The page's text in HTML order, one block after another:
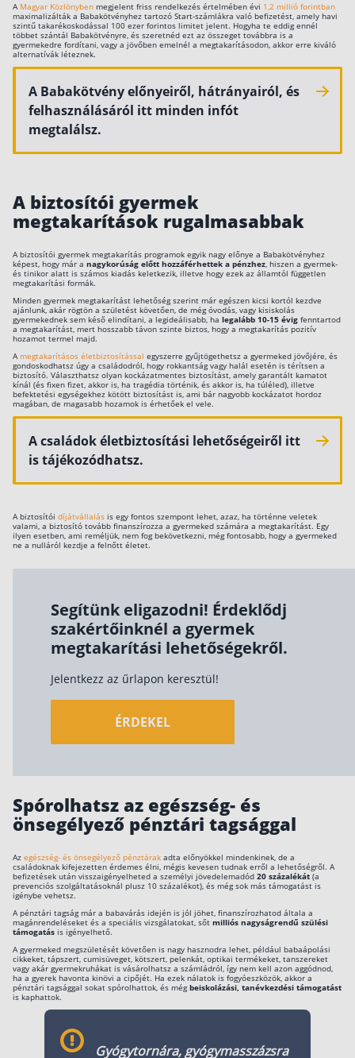
Blog
Rólunk
Kapcsolat
Részvény vásárlás
Befektetési alapok
TBSZ számla
ETF
Babakötvény kisokos 👶
Hitel
Vállalkozói hitel
Szabad felhasználású hitel
Lakáshitel
Hitelkiváltás
Babaváró hitel
Vagyonbiztosítások
Kötelező biztosítás (KGFB)
Casco
Lakásbiztosítás útmutató – Hogyan válassz?
Lakásbiztosítás: válaszok az 50 leggyakoribb
kérdésre
A Magyar Közlönyben megjelent friss rendelkezés értelmében évi 1,2 millió forintban
maximalizálták a Babakötvényhez tartozó Start-számlákra való befizetést, amely havi
szintű takarékoskodással 100 ezer forintos limitet jelent. Hogyha te eddig ennél
többet szántál Babakötvényre, és szeretnéd ezt az összeget továbbra is a
gyermekedre fordítani, vagy a jövőben emelnél a megtakarításodon, akkor erre kiváló
alternatívák léteznek.
A Babakötvény előnyeiről, hátrányairól, és
felhasználásáról itt minden infót
megtalálsz.
A biztosítói gyermek
megtakarítások rugalmasabbak
A biztosítói gyermek megtakarítás programok egyik nagy előnye a Babakötvényhez
képest, hogy már a nagykorúság előtt hozzáférhettek a pénzhez, hiszen a gyermek-
és tinikor alatt is számos kiadás keletkezik, illetve hogy ezek az államtól független
megtakarítási formák.
Minden gyermek megtakarítást lehetőség szerint már egészen kicsi kortól kezdve
ajánlunk, akár rögtön a születést követően, de még óvodás, vagy kisiskolás
gyermekednek sem késő elindítani, a legideálisabb, ha legalább 10-15 évig fenntartod
a megtakarítást, mert hosszabb távon szinte biztos, hogy a megtakarítás pozitív
hozamot termel majd.
Amegtakarításos életbiztosítással egyszerre gyűjtögethetsz a gyermeked jövőjére, és
gondoskodhatsz úgy a családodról, hogy rokkantság vagy halál esetén is térítsen a
biztosító. Választhatsz olyan kockázatmentes biztosítást, amely garantált kamatot
kínál (és fixen fizet, akkor is, ha tragédia történik, és akkor is, ha túléled), illetve
befektetési egységekhez kötött biztosítást is, ami bár nagyobb kockázatot hordoz
magában, de magasabb hozamok is érhetőek el vele.
A családok életbiztosítási lehetőségeiről itt
is tájékozódhatsz.
A biztosítói díjátvállalás is egy fontos szempont lehet, azaz, ha történne veletek
valami, a biztosító tovább finanszírozza a gyermeked számára a megtakarítást. Egy
ilyen esetben, ami reméljük, nem fog bekövetkezni, még fontosabb, hogy a gyermeked
ne a nulláról kezdje a felnőtt életet.
Segítünk eligazodni! Érdeklődj
szakértőinknél a gyermek
megtakarítási lehetőségekről.
Jelentkezz az űrlapon keresztül!
ÉRDEKEL
Spórolhatsz az egészség- és
önsegélyező pénztári tagsággal
Az egészség- és önsegélyező pénztárak adta előnyökkel mindenkinek, de a
családoknak kifejezetten érdemes élni, mégis kevesen tudnak erről a lehetőségről. A
befizetések után visszaigényelheted a személyi jövedelemadód 20 százalékát (a
prevenciós szolgáltatásoknál plusz 10 százalékot), és még sok más támogatást is
igénybe vehetsz.
A pénztári tagság már a babavárás idején is jól jöhet, finanszírozhatod általa a
magánrendeléseket és a speciális vizsgálatokat, sőt milliós nagyságrendű szülési
támogatás is igényelhető.
A gyermeked megszületését követően is nagy hasznodra lehet, például babaápolási
cikkeket, tápszert, cumisüveget, kötszert, pelenkát, optikai termékeket, tanszereket
vagy akár gyermekruhákat is vásárolhatsz a számládról, így nem kell azon aggódnod,
ha a gyerek havonta kinövi a cipőjét. Ha ezek nálatok is fogyóeszközök, akkor a
pénztári tagsággal sokat spórolhattok, és mégbeiskolázási, tanévkezdési támogatást
is kaphattok.
Gyógytornára, gyógymasszázsra